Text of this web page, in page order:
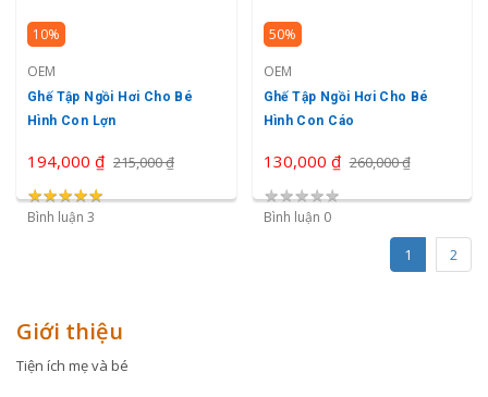
10%
OEM
Ghế Tập Ngồi Hơi Cho Bé
Hình Con Lợn
194,000 ₫ 215,000 ₫
★★★★★
★★★★★
Bình luận 3
50%
OEM
Ghế Tập Ngồi Hơi Cho Bé
Hình Con Cáo
130,000 ₫ 260,000 ₫
★★★★★
Bình luận 0
1 2
Giới thiệu
Tiện ích mẹ và bé